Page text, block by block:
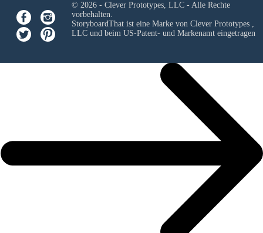
© 2026 - Clever Prototypes, LLC - Alle Rechte
vorbehalten.
StoryboardThat ist eine Marke von Clever Prototypes ,
LLCund beim US-Patent- und Markenamt eingetragen